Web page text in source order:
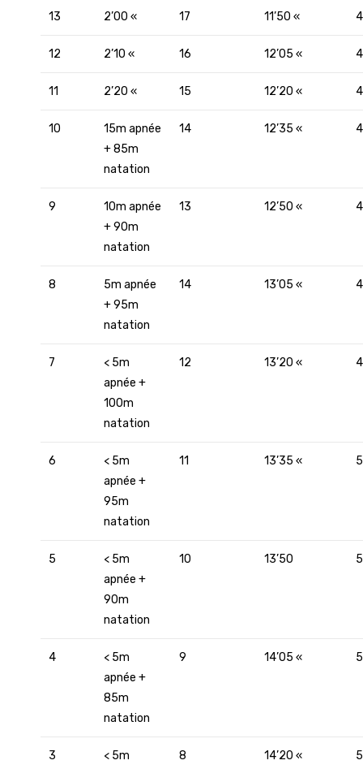
13 2’00 « 17 11’50 «
12 2’10 « 16 12’05 «
11 2’20 « 15 12’20 «
10
15m apnée
+ 85m
natation
14 12’35 «
9
10m apnée
+ 90m
natation
13 12’50 «
8
5m apnée
+ 95m
natation
14 13’05 «
7
< 5m
apnée +
100m
natation
12 13’20 «
6
< 5m
apnée +
95m
natation
11 13’35 «
5
< 5m
apnée +
90m
natation
10 13’50
4
< 5m
apnée +
85m
natation
9 14’05 «
3
< 5m
8 14’20 «